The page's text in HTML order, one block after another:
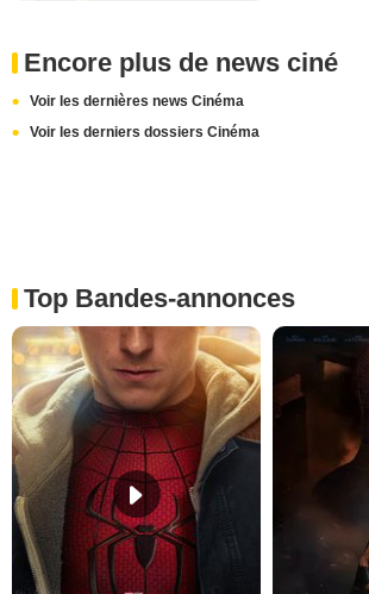
Encore plus de news ciné
Voir les dernières news Cinéma
Voir les derniers dossiers Cinéma
Top Bandes-annonces